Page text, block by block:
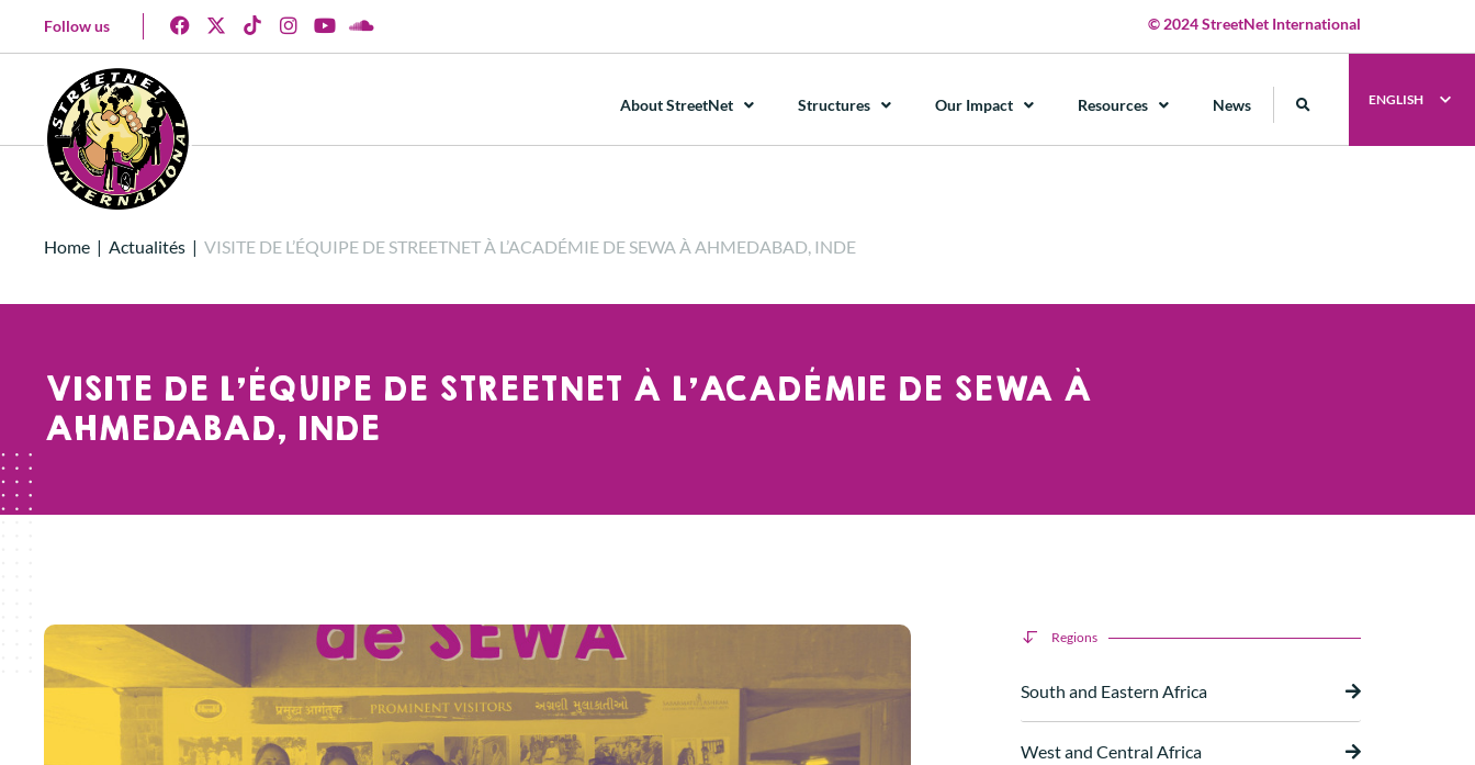
Follow us © 2024 StreetNet International
About StreetNet Structures Our Impact Resources News ENGLISH
Home | Actualités | VISITE DE L’ÉQUIPE DE STREETNET À L’ACADÉMIE DE SEWA À AHMEDABAD, INDE
VISITE DE L’ÉQUIPE DE STREETNET À L’ACADÉMIE DE SEWA À
AHMEDABAD, INDE
Regions
South and Eastern Africa
West and Central Africa